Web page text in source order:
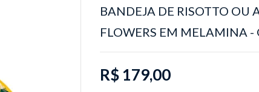
BANDEJA DE RISOTTO OU
FLOWERS EM MELAMINA -
R$ 179,00